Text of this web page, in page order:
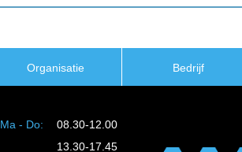
Organisatie Bedrijf
Ma - Do:
08.30-12.00
13.30-17.45